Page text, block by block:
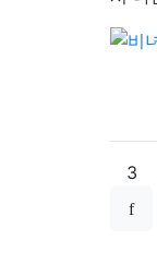
3